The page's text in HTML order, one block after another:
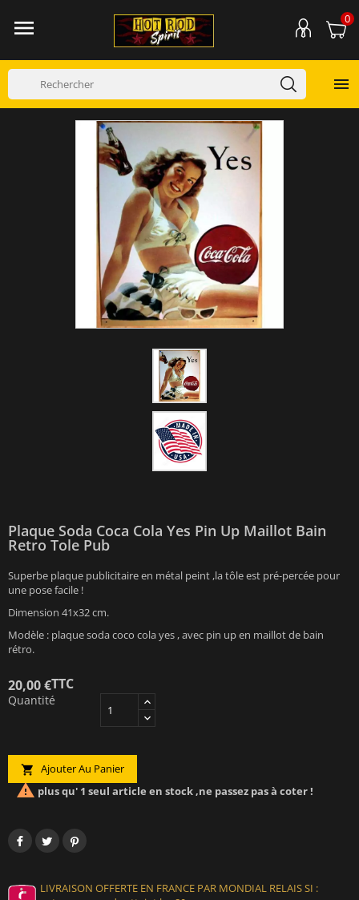
 0

Plaque Soda Coca Cola Yes Pin Up Maillot Bain
Retro Tole Pub
Superbe plaque publicitaire en métal peint ,la tôle est pré-percée pour
une pose facile !
Dimension 41x32 cm.
Modèle : plaque soda coco cola yes , avec pin up en maillot de bain
rétro.
20,00 €TTC
Quantité
 Ajouter Au Panier
 plus qu' 1 seul article en stock ,ne passez pas à coter !
LIVRAISON OFFERTE EN FRANCE PAR MONDIAL RELAIS SI :